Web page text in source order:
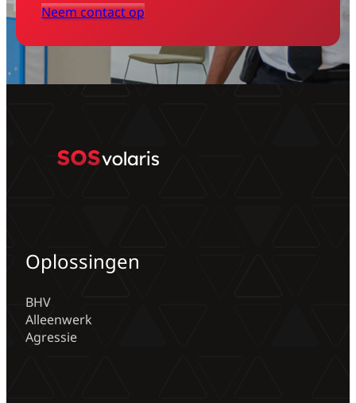
Neem contact op
Oplossingen
BHV
Alleenwerk
Agressie